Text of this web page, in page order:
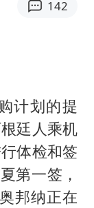
三警齐发！多地10级以上雷暴大风
绝了
贯穿浙江
多个问题
上四休三，但降薪1000元，你接受吗？
142
计划的提
廷人乘机
体检和签
第一签，
邦纳正在